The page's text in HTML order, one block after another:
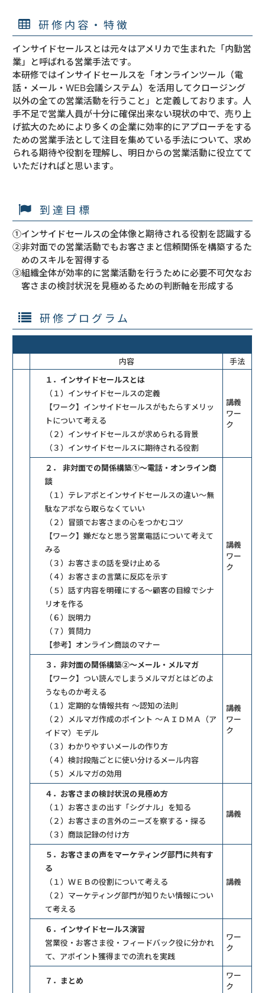
研修内容・特徴
インサイドセールスとは元々はアメリカで生まれた「内勤営
業」と呼ばれる営業手法です。
本研修ではインサイドセールスを「オンラインツール（電
話・メール・WEB会議システム）を活用してクロージング
以外の全ての営業活動を行うこと」と定義しております。人
手不足で営業人員が十分に確保出来ない現状の中で、売り上
げ拡大のためにより多くの企業に効率的にアプローチをする
ための営業手法として注目を集めている手法について、求め
られる期待や役割を理解し、明日からの営業活動に役立てて
いただければと思います。
到達目標
①インサイドセールスの全体像と期待される役割を認識する
②非対面での営業活動でもお客さまと信頼関係を構築するた
めのスキルを習得する
③組織全体が効率的に営業活動を行うために必要不可欠なお
客さまの検討状況を見極めるための判断軸を形成する
研修プログラム
内容
手法
１．インサイドセールスとは
（１）インサイドセールスの定義
【ワーク】インサイドセールスがもたらすメリッ
トについて考える
（２）インサイドセールスが求められる背景
（３）インサイドセールスに期待される役割
講義
ワー
ク
２． 非対面での関係構築①～電話・オンライン商
談
（１）テレアポとインサイドセールスの違い～無
駄なアポなら取らなくていい
（２）冒頭でお客さまの心をつかむコツ
【ワーク】嫌だなと思う営業電話について考えて
みる
（３）お客さまの話を受け止める
（４）お客さまの言葉に反応を示す
（５）話す内容を明確にする～顧客の目線でシナ
リオを作る
（６）説明力
（７）質問力
【参考】オンライン商談のマナー
講義
ワー
ク
３．非対面の関係構築②～メール・メルマガ
【ワーク】つい読んでしまうメルマガとはどのよ
うなものか考える
（１）定期的な情報共有 ～認知の法則
（２）メルマガ作成のポイント ～ＡＩＤＭＡ（ア
イドマ）モデル
（３）わかりやすいメールの作り方
（４）検討段階ごとに使い分けるメール内容
（５）メルマガの効用
講義
ワー
ク
４．お客さまの検討状況の見極め方
（１）お客さまの出す「シグナル」を知る
（２）お客さまの言外のニーズを察する・探る
（３）商談記録の付け方
講義
５．お客さまの声をマーケティング部門に共有す
る
（１）ＷＥＢの役割について考える
（２）マーケティング部門が知りたい情報につい
て考える
講義
６．インサイドセールス演習
営業役・お客さま役・フィードバック役に分かれ
て、アポイント獲得までの流れを実践
ワー
ク
７．まとめ
ワー
ク